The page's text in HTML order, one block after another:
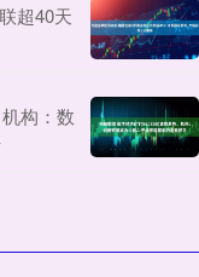
超40天
构：数